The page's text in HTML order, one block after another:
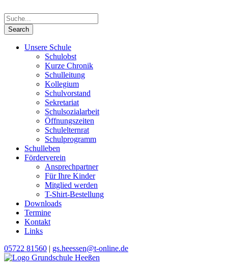
Unsere Schule
Schulobst
Kurze Chronik
Schulleitung
Kollegium
Schulvorstand
Sekretariat
Schulsozialarbeit
Öffnungszeiten
Schulelternrat
Schulprogramm
Schulleben
Förderverein
Ansprechpartner
Für Ihre Kinder
Mitglied werden
T-Shirt-Bestellung
Downloads
Termine
Kontakt
Links
05722 81560 | gs.heessen@t-online.de